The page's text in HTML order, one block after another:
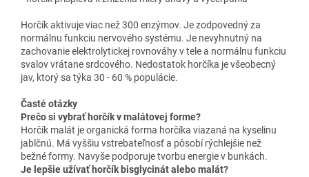
Horčík aktivuje viac než 300 enzýmov. Je zodpovedný za
normálnu funkciu nervového systému. Je nevyhnutný na
zachovanie elektrolytickej rovnováhy v tele a normálnu funkciu
svalov vrátane srdcového. Nedostatok horčíka je všeobecný
jav, ktorý sa týka 30 - 60 % populácie.
Časté otázky
Prečo si vybrať horčík v malátovej forme?
Horčík malát je organická forma horčíka viazaná na kyselinu
jablčnú. Má vyššiu vstrebateľnosť a pôsobí rýchlejšie než
bežné formy. Navyše podporuje tvorbu energie v bunkách.
Je lepšie užívať horčík bisglycinát alebo malát?